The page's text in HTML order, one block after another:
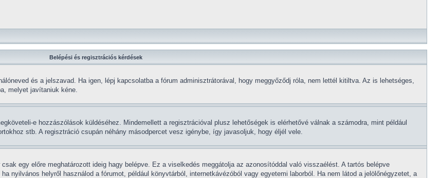
Belépési és regisztrációs kérdések
és a jelszavad. Ha igen, lépj kapcsolatba a fórum adminisztrátorával, hogy meggyőződj róla, nem lettél kitiltva. Az is lehetséges,
melyet javítaniuk kéne.
e hozzászólások küldéséhez. Mindemellett a regisztrációval plusz lehetőségek is elérhetővé válnak a számodra, mint például
stb. A regisztráció csupán néhány másodpercet vesz igénybe, így javasoljuk, hogy éljél vele.
egy előre meghatározott ideig hagy belépve. Ez a viselkedés meggátolja az azonosítóddal való visszaélést. A tartós belépve
nyilvános helyről használod a fórumot, például könyvtárból, internetkávézóból vagy egyetemi laborból. Ha nem látod a jelölőnégyzetet, a